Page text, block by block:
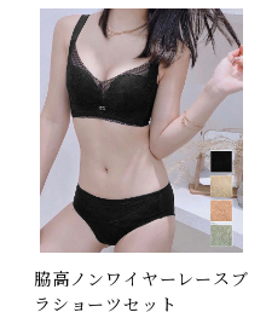
脇高ノンワイヤーレースブ
ラショーツセット